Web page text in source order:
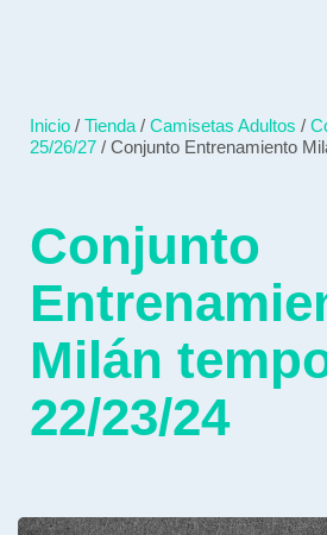
Inicio / Tienda / Camisetas Adultos /
25/26/27 / Conjunto Entrenamiento
Conjunto
Milán
22/23/24